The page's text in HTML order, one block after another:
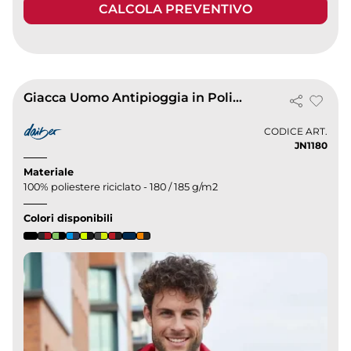
CALCOLA PREVENTIVO
Giacca Uomo Antipioggia in Poliestere Riciclato Nera
CODICE ART.
JN1180
Materiale
100% poliestere riciclato - 180 / 185 g/m2
Colori disponibili